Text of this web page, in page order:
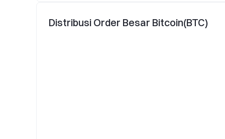
Distribusi Order Besar Bitcoin(BTC)